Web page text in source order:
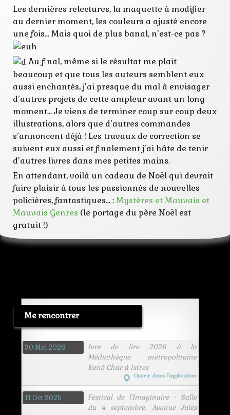
Les dernières relectures, la maquette à modifier
au dernier moment, les couleurs a ajusté encore
une fois… Mais quoi de plus banal, n’est-ce pas ?
Au final, même si le résultat me plait
beaucoup et que tous les auteurs semblent eux
aussi enchantés, j’ai presque du mal à envisager
d’autres projets de cette ampleur avant un long
moment… Je viens de terminer coup sur coup deux
illustrations, alors que d’autres commandes
s’annoncent déjà ! Les travaux de correction se
suivent eux aussi et finalement j’ai hâte de tenir
d’autres livres dans mes petites mains.
En attendant, voilà un cadeau de Noël qui devrait
faire plaisir à tous les passionnés de nouvelles
policières, fantastiques… :Mystères et Mauvais et
Mauvais Genres (le portage du père Noël est
gratuit !)
Me rencontrer
30 Mai 2026
Ivre de lire 2026 à la
Médiathèque métropolitaine
René Char à Istres
Ouvrir dans l’application
11 Oct 2025
Festival de l'Imaginaire - Salle
du 4 septembre, Avenue Jules